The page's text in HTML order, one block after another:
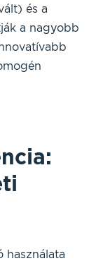
és a
a nagyobb
használata